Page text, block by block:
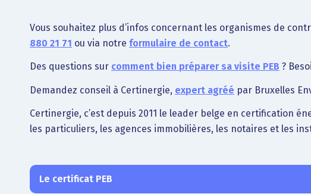
Vous souhaitez plus d’infos concernant les organismes de
880 21 71 ou via notre formulaire de contact.
Des questions sur comment bien préparer sa visite PEB ?
Demandez conseil à Certinergie, expert agréé par Bruxelles
Certinergie, c’est depuis 2011 le leader belge en certification
les particuliers, les agences immobilières, les notaires et les
Le certificat PEB